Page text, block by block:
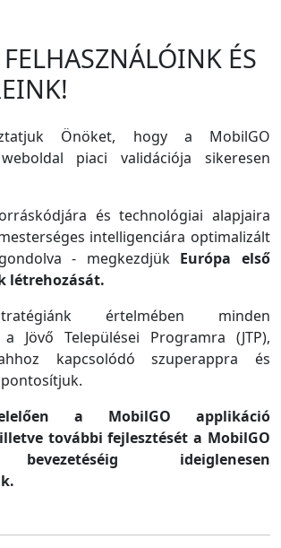
ÉS
Önöket, hogy a MobilGO
piaci validációja sikeresen
és technológiai alapjaira
intelligenciára optimalizált
- megkezdjük Európa első
létrehozását.
értelmében minden
Jövő Települései Programra (JTP),
kapcsolódó szuperappra és
a MobilGO applikáció
további fejlesztését a MobilGO
ideiglenesen